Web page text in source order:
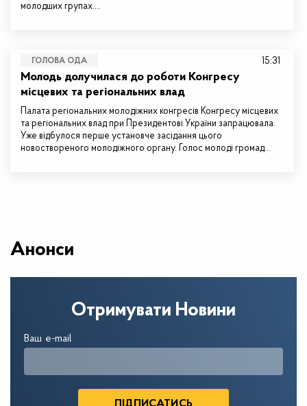
молодших групах.…
ГОЛОВА ОДА
Молодь долучилася до роботи Конгресу
місцевих та регіональних влад
Палата регіональних молодіжних конгресів Конгресу місцевих
та регіональних влад при Президентові України запрацювала.
Уже відбулося перше установче засідання цього
новоствореного молодіжного органу. Голос молоді громад…
15:31
Анонси
Отримувати Новини
Ваш e-mail